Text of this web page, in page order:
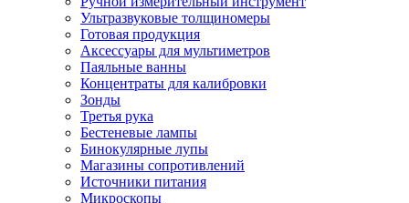
Ультразвуковые толщиномеры
Готовая продукция
Аксессуары для мультиметров
Паяльные ванны
Концентраты для калибровки
Зонды
Третья рука
Бестеневые лампы
Бинокулярные лупы
Магазины сопротивлений
Источники питания
Микроскопы